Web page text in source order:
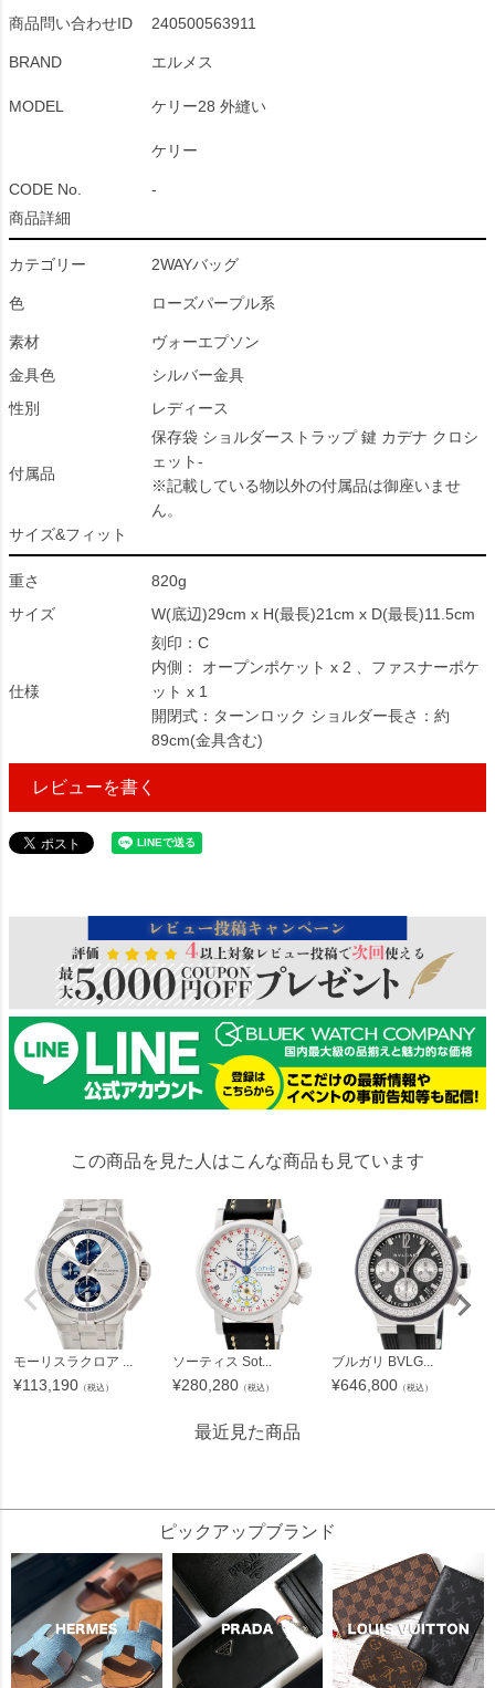
商品問い合わせID 240500563911
BRAND エルメス
MODEL ケリー28 外縫い
ケリー
CODE No.
-
商品詳細
カテゴリー 2WAYバッグ
色 ローズパープル系
素材
ヴォーエプソン
金具色
シルバー金具
性別
レディース
付属品
保存袋 ショルダーストラップ 鍵 カデナ クロシ
ェット-
※記載している物以外の付属品は御座いませ
ん。
サイズ&フィット
重さ
820g
サイズ
W(底辺)29cm x H(最長)21cm x D(最長)11.5cm
仕様
刻印：C
内側： オープンポケット x 2 、ファスナーポケ
ット x 1
開閉式：ターンロック ショルダー長さ：約
89cm(金具含む)
レビューを書く
この商品を見た人はこんな商品も見ています
モーリスラクロア ...
¥113,190 （税込）
ソーティス Sot...
¥280,280 （税込）
ブルガリ BVLG...
¥646,800 （税込）
最近見た商品
ピックアップブランド